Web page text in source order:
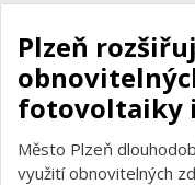
Plzeň
fotovoltaiky
Město Plzeň
využití obnovitelných